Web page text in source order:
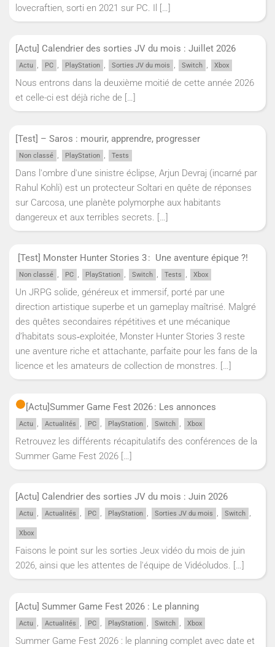
lovecraftien, sorti en 2021 sur PC. Il […]
[Actu] Calendrier des sorties JV du mois : Juillet 2026
Actu , PC , PlayStation , Sorties JV du mois , Switch , Xbox
Nous entrons dans la deuxième moitié de cette année 2026
et celle-ci est déjà riche de […]
[Test] – Saros : mourir, apprendre, progresser
Non classé , PlayStation , Tests
Dans l'ombre d'une sinistre éclipse, Arjun Devraj (incarné par
Rahul Kohli) est un protecteur Soltari en quête de réponses
sur Carcosa, une planète polymorphe aux habitants
dangereux et aux terribles secrets. […]
[Test] Monster Hunter Stories 3 : Une aventure épique ?!
Non classé , PC , PlayStation , Switch , Tests , Xbox
Un JRPG solide, généreux et immersif, porté par une
direction artistique superbe et un gameplay maîtrisé. Malgré
des quêtes secondaires répétitives et une mécanique
d’habitats sous‑exploitée, Monster Hunter Stories 3 reste
une aventure riche et attachante, parfaite pour les fans de la
licence et les amateurs de collection de monstres. […]
[Actu]Summer Game Fest 2026 : Les annonces
Actu , Actualités , PC , PlayStation , Switch , Xbox
Retrouvez les différents récapitulatifs des conférences de la
Summer Game Fest 2026 […]
[Actu] Calendrier des sorties JV du mois : Juin 2026
Actu , Actualités , PC , PlayStation , Sorties JV du mois , Switch ,
Xbox
Faisons le point sur les sorties Jeux vidéo du mois de juin
2026, ainsi que les attentes de l'équipe de Vidéoludos. […]
[Actu] Summer Game Fest 2026 : Le planning
Actu , Actualités , PC , PlayStation , Switch , Xbox
Summer Game Fest 2026 : le planning complet avec date et